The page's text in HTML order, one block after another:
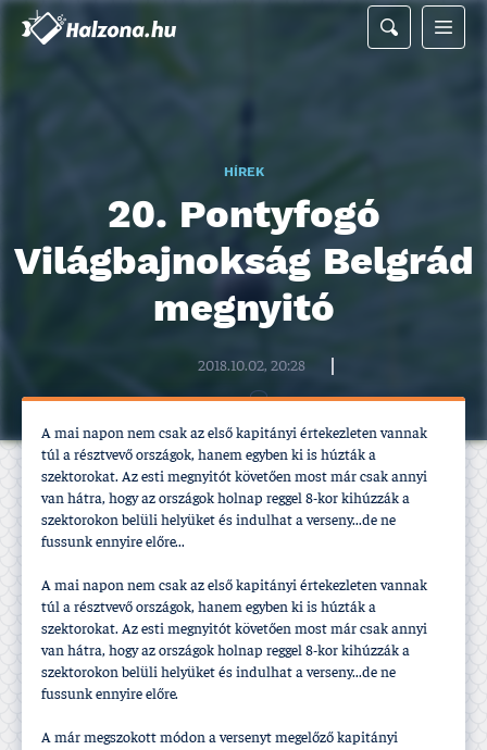
HÍREK
20. Pontyfogó
Világbajnokság Belgrád
megnyitó
2018.10.02, 20:28
A mai napon nem csak az első kapitányi értekezleten vannak
túl a résztvevő országok, hanem egyben ki is húzták a
szektorokat. Az esti megnyitót követően most már csak annyi
van hátra, hogy az országok holnap reggel 8-kor kihúzzák a
szektorokon belüli helyüket és indulhat a verseny...de ne
fussunk ennyire előre...
A mai napon nem csak az első kapitányi értekezleten vannak
túl a résztvevő országok, hanem egyben ki is húzták a
szektorokat. Az esti megnyitót követően most már csak annyi
van hátra, hogy az országok holnap reggel 8-kor kihúzzák a
szektorokon belüli helyüket és indulhat a verseny...de ne
fussunk ennyire előre.
A már megszokott módon a versenyt megelőző kapitányi